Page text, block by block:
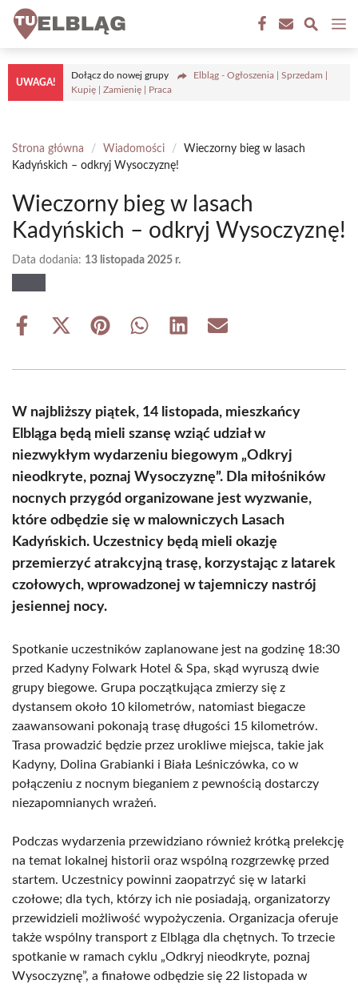
Przejdź
treści
UWAGA!
Dołącz do nowej grupy
Elbląg - Ogłoszenia | Sprzedam |
Kupię | Zamienię | Praca
Strona główna / Wiadomości /
Wieczorny bieg w lasach
Kadyńskich – odkryj Wysoczyznę!
Wieczorny bieg w lasach
Kadyńskich – odkryj Wysoczyznę!
Data dodania: 13 listopada 2025 r.
Share
Share
(Twitter)
Share Share Share Share
W najbliższy piątek, 14 listopada, mieszkańcy
Elbląga będą mieli szansę wziąć udział w
niezwykłym wydarzeniu biegowym „Odkryj
nieodkryte, poznaj Wysoczyznę”. Dla miłośników
nocnych przygód organizowane jest wyzwanie,
które odbędzie się w malowniczych Lasach
Kadyńskich. Uczestnicy będą mieli okazję
przemierzyć atrakcyjną trasę, korzystając z latarek
czołowych, wprowadzonej w tajemniczy nastrój
jesiennej nocy.
Spotkanie uczestników zaplanowane jest na godzinę 18:30
przed Kadyny Folwark Hotel & Spa, skąd wyruszą dwie
grupy biegowe. Grupa początkująca zmierzy się z
dystansem około 10 kilometrów, natomiast biegacze
zaawansowani pokonają trasę długości 15 kilometrów.
Trasa prowadzić będzie przez urokliwe miejsca, takie jak
Kadyny, Dolina Grabianki i Biała Leśniczówka, co w
połączeniu z nocnym bieganiem z pewnością dostarczy
niezapomnianych wrażeń.
Podczas wydarzenia przewidziano również krótką prelekcję
na temat lokalnej historii oraz wspólną rozgrzewkę przed
startem. Uczestnicy powinni zaopatrzyć się w latarki
czołowe; dla tych, którzy ich nie posiadają, organizatorzy
przewidzieli możliwość wypożyczenia. Organizacja oferuje
także wspólny transport z Elbląga dla chętnych. To trzecie
spotkanie w ramach cyklu „Odkryj nieodkryte, poznaj
Wysoczyznę”, a finałowe odbędzie się 22 listopada w